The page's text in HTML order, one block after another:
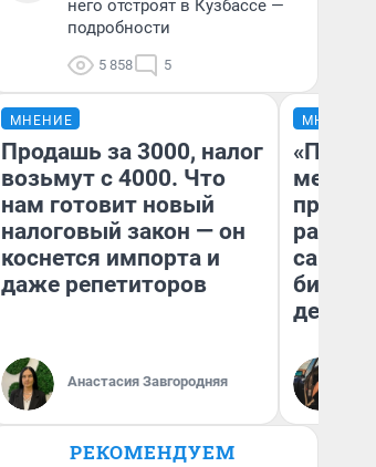
него отстроят в Кузбассе —
подробности
5 858 5
МНЕНИЕ
Продашь за 3000, налог
возьмут с 4000. Что
нам готовит новый
налоговый закон — он
коснется импорта и
даже репетиторов
Анастасия Завгородняя
МНЕНИЕ
самом
РЕКОМЕНДУЕМ